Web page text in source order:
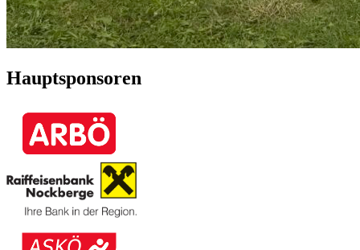
Hauptsponsoren